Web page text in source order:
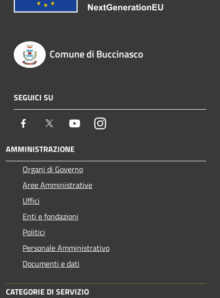
Comune di Buccinasco
SEGUICI SU
Facebook Twitter YoutubeInstagram
AMMINISTRAZIONE
Organi di Governo
Aree Amministrative
Uffici
Enti e fondazioni
Politici
Personale Amministrativo
Documenti e dati
CATEGORIE DI SERVIZIO